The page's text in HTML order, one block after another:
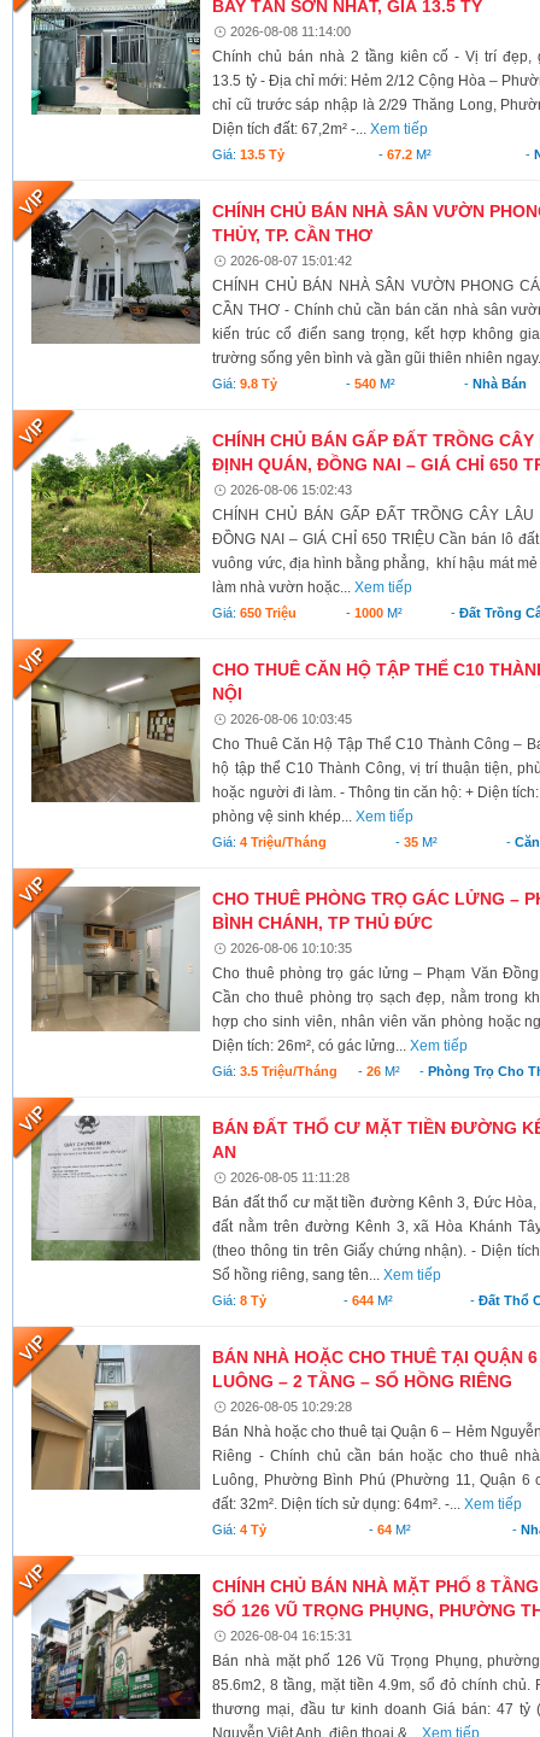
BAY TÂN SƠN NHẤT, GIÁ 13.5 TỶ
2026-08-08 11:14:00
Chính chủ bán nhà 2 tầng kiên cố - Vị trí đẹp,
13.5 tỷ - Địa chỉ mới: Hẻm 2/12 Cộng Hòa –
chỉ cũ trước sáp nhập là 2/29 Thăng Long,
Diện tích đất: 67,2m² -...Xem tiếp
Giá:13.5 Tỷ -67.2 M² -
CHÍNH CHỦ BÁN NHÀ SÂN VƯỜN
THỦY, TP. CẦN THƠ
2026-08-07 15:01:42
CHÍNH CHỦ BÁN NHÀ SÂN VƯỜN PHONG
CẦN THƠ - Chính chủ cần bán căn nhà sân
kiến trúc cổ điển sang trọng, kết hợp không
trường sống yên bình và gần gũi thiên nhiên
Giá:9.8 Tỷ -540 M² - Nhà Bán
CHÍNH CHỦ BÁN GẤP ĐẤT TRỒNG
ĐỊNH QUÁN, ĐỒNG NAI – GIÁ CHỈ 650
2026-08-06 15:02:43
CHÍNH CHỦ BÁN GẤP ĐẤT TRỒNG CÂY LÂU
ĐỒNG NAI – GIÁ CHỈ 650 TRIỆU Cần bán lô
vuông vức, địa hình bằng phẳng, khí hậu mát
làm nhà vườn hoặc...Xem tiếp
Giá:650 Triệu - 1000M² -Đất Trồng
CHO THUÊ CĂN HỘ TẬP THỂ C10
NỘI
2026-08-06 10:03:45
Cho Thuê Căn Hộ Tập Thể C10 Thành Công –
hộ tập thể C10 Thành Công, vị trí thuận tiện,
hoặc người đi làm. - Thông tin căn hộ: + Diện
phòng vệ sinh khép...Xem tiếp
Giá:4 Triệu/tháng -35 M² -
CHO THUÊ PHÒNG TRỌ GÁC LỬNG –
BÌNH CHÁNH, TP THỦ ĐỨC
2026-08-06 10:10:35
Cho thuê phòng trọ gác lửng – Phạm Văn
Cần cho thuê phòng trọ sạch đẹp, nằm trong
hợp cho sinh viên, nhân viên văn phòng hoặc
Diện tích: 26m², có gác lửng...Xem tiếp
Giá:3.5 Triệu/tháng - 26M² -Phòng Trọ Cho
BÁN ĐẤT THỔ CƯ MẶT TIỀN ĐƯỜNG
AN
2026-08-05 11:11:28
Bán đất thổ cư mặt tiền đường Kênh 3, Đức
đất nằm trên đường Kênh 3, xã Hòa Khánh
(theo thông tin trên Giấy chứng nhận). - Diện
Sổ hồng riêng, sang tên...Xem tiếp
Giá:8 Tỷ -644 M² - Đất Thổ
BÁN NHÀ HOẶC CHO THUÊ TẠI QUẬN
LUÔNG – 2 TẦNG – SỔ HỒNG RIÊNG
2026-08-05 10:29:28
Bán Nhà hoặc cho thuê tại Quận 6 – Hẻm
Riêng - Chính chủ cần bán hoặc cho thuê
Luông, Phường Bình Phú (Phường 11, Quận 6
đất: 32m². Diện tích sử dụng: 64m². -...Xem tiếp
Giá:4 Tỷ - 64M² -
CHÍNH CHỦ BÁN NHÀ MẶT PHỐ 8
SỐ 126 VŨ TRỌNG PHỤNG, PHƯỜNG
2026-08-04 16:15:31
Bán nhà mặt phố 126 Vũ Trọng Phụng,
85.6m2, 8 tầng, mặt tiền 4.9m, sổ đỏ chính
thương mại, đầu tư kinh doanh Giá bán: 47
Nguyễn Việt Anh, điện thoại &...Xem tiếp